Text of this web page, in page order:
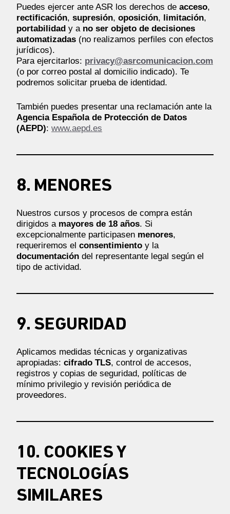
Puedes ejercer ante ASR los derechos de acceso,
rectificación, supresión, oposición, limitación,
portabilidad y a no ser objeto de decisiones
automatizadas (no realizamos perfiles con efectos
jurídicos).
Para ejercitarlos: privacy@asrcomunicacion.com
(o por correo postal al domicilio indicado). Te
podremos solicitar prueba de identidad.
También puedes presentar una reclamación ante la
Agencia Española de Protección de Datos
(AEPD): www.aepd.es
8. MENORES
Nuestros cursos y procesos de compra están
dirigidos a mayores de 18 años. Si
excepcionalmente participasen menores,
requeriremos el consentimiento y la
documentación del representante legal según el
tipo de actividad.
9. SEGURIDAD
Aplicamos medidas técnicas y organizativas
apropiadas: cifrado TLS, control de accesos,
registros y copias de seguridad, políticas de
mínimo privilegio y revisión periódica de
proveedores.
10. COOKIES Y
TECNOLOGÍAS
SIMILARES